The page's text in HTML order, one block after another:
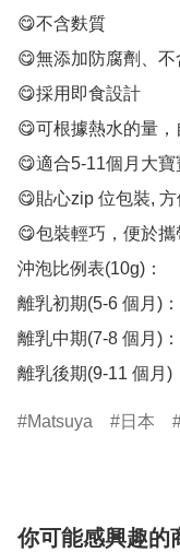
😋不含麩質
😋無添加防腐劑、
😋採用即食設計
😋可根據熱水的量
😋適合5-11個月大寶
😋貼心zip 位包裝,
😋包裝輕巧，便於攜
沖泡比例表(10g)：
離乳初期(5-6 個月)
離乳中期(7-8 個月)
離乳後期(9-11 個月)
Matsuya 日本
你可能感興趣的